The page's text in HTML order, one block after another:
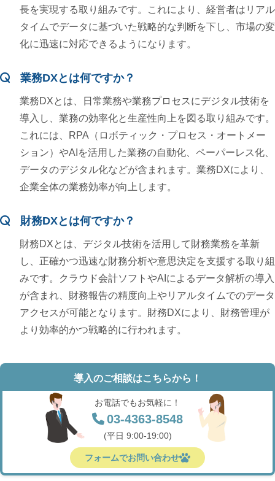
長を実現する取り組みです。これにより、経営者はリアル
タイムでデータに基づいた戦略的な判断を下し、市場の変
化に迅速に対応できるようになります。
業務DXとは何ですか？
業務DXとは、日常業務や業務プロセスにデジタル技術を
導入し、業務の効率化と生産性向上を図る取り組みです。
これには、RPA（ロボティック・プロセス・オートメー
ション）やAIを活用した業務の自動化、ペーパーレス化、
データのデジタル化などが含まれます。業務DXにより、
企業全体の業務効率が向上します。
財務DXとは何ですか？
財務DXとは、デジタル技術を活用して財務業務を革新
し、正確かつ迅速な財務分析や意思決定を支援する取り組
みです。クラウド会計ソフトやAIによるデータ解析の導入
が含まれ、財務報告の精度向上やリアルタイムでのデータ
アクセスが可能となります。財務DXにより、財務管理が
より効率的かつ戦略的に行われます。
導入のご相談はこちらから！
お電話でもお気軽に！
03-4363-8548
(平日 9:00-19:00)
フォームでお問い合わせ